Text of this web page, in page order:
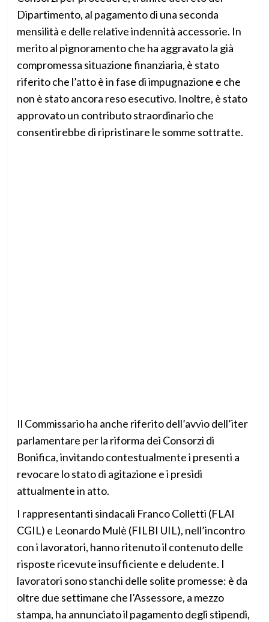
Dipartimento, al pagamento di una seconda
mensilità e delle relative indennità accessorie. In
merito al pignoramento che ha aggravato la già
compromessa situazione finanziaria, è stato
riferito che l’atto è in fase di impugnazione e che
non è stato ancora reso esecutivo. Inoltre, è stato
approvato un contributo straordinario che
consentirebbe di ripristinare le somme sottratte.
Il Commissario ha anche riferito dell’avvio dell’iter
parlamentare per la riforma dei Consorzi di
Bonifica, invitando contestualmente i presenti a
revocare lo stato di agitazione e i presìdi
attualmente in atto.
I rappresentanti sindacali Franco Colletti (FLAI
CGIL) e Leonardo Mulè (FILBI UIL), nell’incontro
con i lavoratori, hanno ritenuto il contenuto delle
risposte ricevute insufficiente e deludente. I
lavoratori sono stanchi delle solite promesse: è da
oltre due settimane che l’Assessore, a mezzo
stampa, ha annunciato il pagamento degli stipendi,